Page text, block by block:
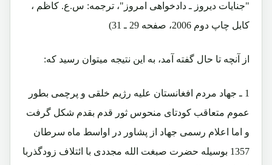
"جنایات دیروز ـ دادخواهی امروز"، ترجمه: س.ع. کاظم ،
کابل چاپ دوم 2006، صفحه 29 ـ 31)
از آنچه تا حال گفته آمد، به این نتیجه میتوان رسید که:
1 ـ جهاد مردم افغانستان علیه رژیم خلقی و پرچمی بطور
عموم متعاقب کودتای منحوس ثور قدم بقدم شکل گرفت
و اما اعلام رسمی جهاد از پشاور در اواسط ماه سرطان
1357 بوسیله حضرت صبغت الله مجددی با ائتلاف زودگذربا